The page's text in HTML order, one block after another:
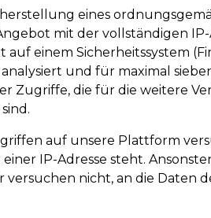
eines
mit der vollständigen IP-
einem Sicherheitssystem
und für maximal
Zugriffe, die für die weitere
auf unsere Plattform
IP-Adresse steht.
nicht, an die Daten